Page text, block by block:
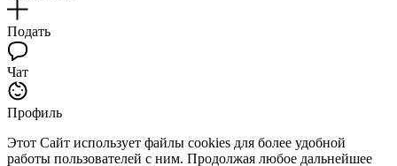
Подать
Чат
Профиль
Этот Сайт использует файлы cookies для более удобной
работы пользователей с ним. Продолжая любое дальнейшее